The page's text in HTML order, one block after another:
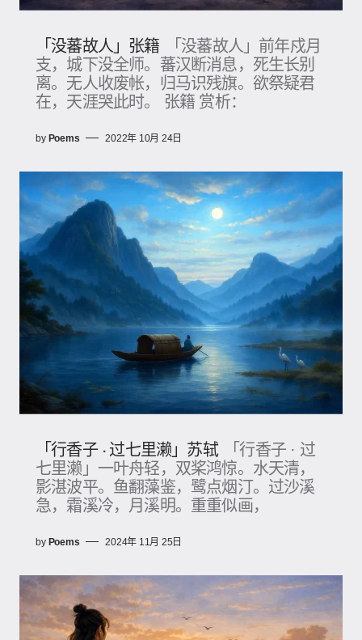
「没蕃故人」张籍
「没蕃故人」前年戍月
支，城下没全师。蕃汉断消息，死生长别
离。无人收废帐，归马识残旗。欲祭疑君
在，天涯哭此时。 张籍 赏析：
by Poems 2022年 10月 24日
「行香子 · 过七里濑」苏轼
「行香子 · 过
七里濑」一叶舟轻，双桨鸿惊。水天清，
影湛波平。鱼翻藻鉴，鹭点烟汀。过沙溪
急，霜溪冷，月溪明。重重似画，
by Poems 2024年 11月 25日